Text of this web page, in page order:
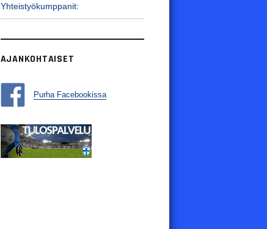
Yhteistyökumppanit:
AJANKOHTAISET
Purha Facebookissa